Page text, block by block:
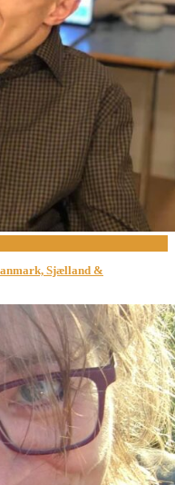
Sjælland &